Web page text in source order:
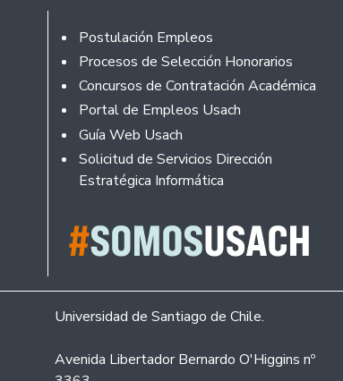
Footer
Postulación Empleos
Procesos de Selección Honorarios
Concursos de Contratación Académica
Portal de Empleos Usach
Guía Web Usach
Solicitud de Servicios Dirección
Estratégica Informática
Universidad de Santiago de Chile.
Avenida Libertador Bernardo O'Higgins nº